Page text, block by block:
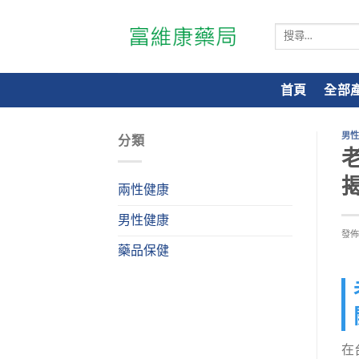
搜
鍵
字:
首頁 全部
分類
兩性健康
男性健康
藥品保健
男
發
在